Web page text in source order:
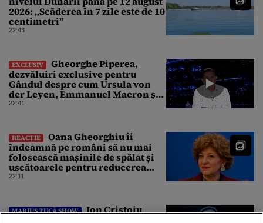
2026: „Scăderea în 7 zile este de 10
centimetri”
22:43
EXCLUSIV
Gheorghe Piperea,
dezvăluiri exclusive pentru
Gândul despre cum Ursula von
der Leyen, Emmanuel Macron și
Zelenski plănuiesc pe Signal să îl
22:41
REACȚIE
Oana Gheorghiu îi
îndeamnă pe români să nu mai
folosească mașinile de spălat și
uscătoarele pentru reducerea
consumului de energie
22:11
MARIUS TUCĂ SHOW
Ion Cristoiu